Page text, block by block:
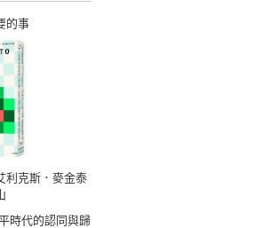
的事
利克斯．麥金泰
時代的認同與歸